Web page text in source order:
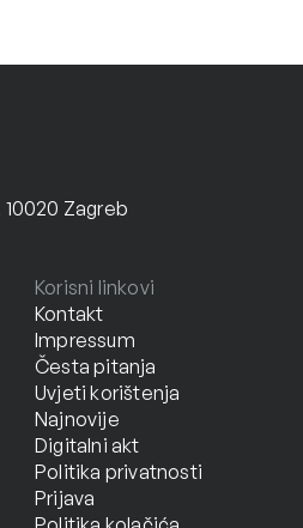
Zagreb
Korisni linkovi
Kontakt
Impressum
Česta pitanja
Uvjeti korištenja
Najnovije
Digitalni akt
Politika privatnosti
Prijava